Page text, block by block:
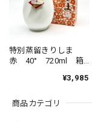
商品カテゴリ
特別蒸留きりしま
赤 40° 720ml 箱
うりゅうきりしま
焼酎
¥3,985